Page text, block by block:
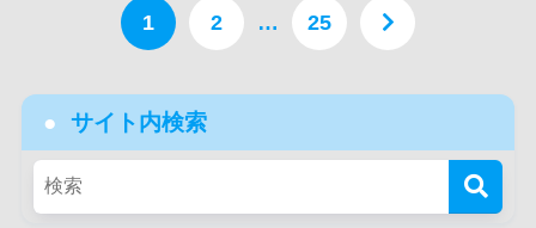
1 2 … 25
サイト内検索